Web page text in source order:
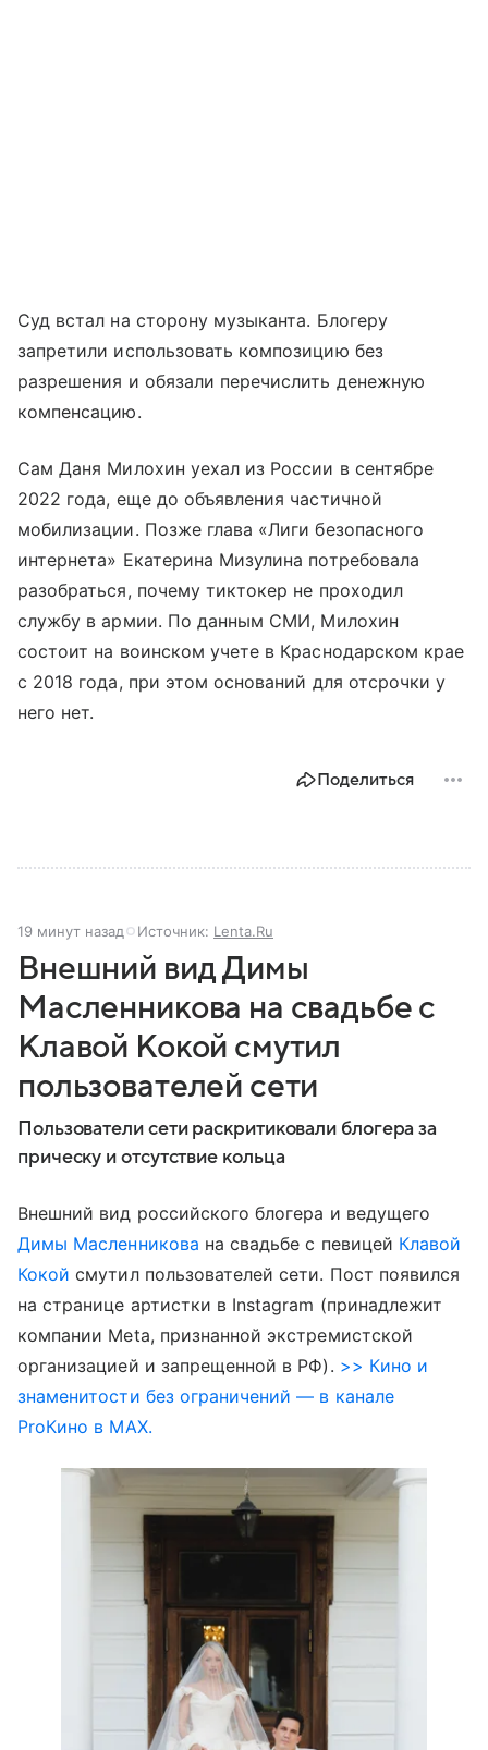
Суд встал на сторону музыканта. Блогеру
запретили использовать композицию без
разрешения и обязали перечислить денежную
компенсацию.
Сам Даня Милохин уехал из России в сентябре
2022 года, еще до объявления частичной
мобилизации. Позже глава «Лиги безопасного
интернета» Екатерина Мизулина потребовала
разобраться, почему тиктокер не проходил
службу в армии. По данным СМИ, Милохин
состоит на воинском учете в Краснодарском крае
с 2018 года, при этом оснований для отсрочки у
него нет.
Поделиться
19 минут назад Источник: Lenta.Ru
Внешний вид Димы
Масленникова на свадьбе с
Клавой Кокой смутил
пользователей сети
Пользователи сети раскритиковали блогера за
прическу и отсутствие кольца
Внешний вид российского блогера и ведущего
Димы Масленникова на свадьбе с певицей Клавой
Кокой смутил пользователей сети. Пост появился
на странице артистки в Instagram (принадлежит
компании Meta, признанной экстремистской
организацией и запрещенной в РФ). >> Кино и
знаменитости без ограничений — в канале
ProКино в MAX.